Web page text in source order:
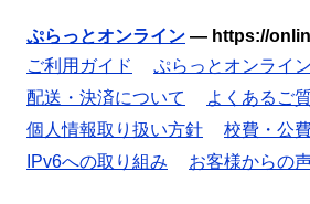
ぷらっとオンライン — https://
ご利用ガイド
ぷらっとオンライ
配送・決済について
よくあるご
個人情報取り扱い方針
校費・公
IPv6への取り組み
お客様からの